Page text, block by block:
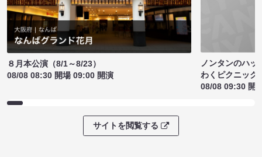
８月本公演（8/1～8/23）
08/08 08:30 開場 09:00 開演
ノンタンのハッ
わくピクニック
08/08 09:30 開
サイトを閲覧する